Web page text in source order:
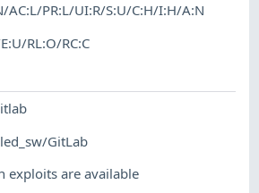
AC:L/PR:L/UI:R/S:U/C:H/I:H/A:N
RL:O/RC:C
GitLab
exploits are available